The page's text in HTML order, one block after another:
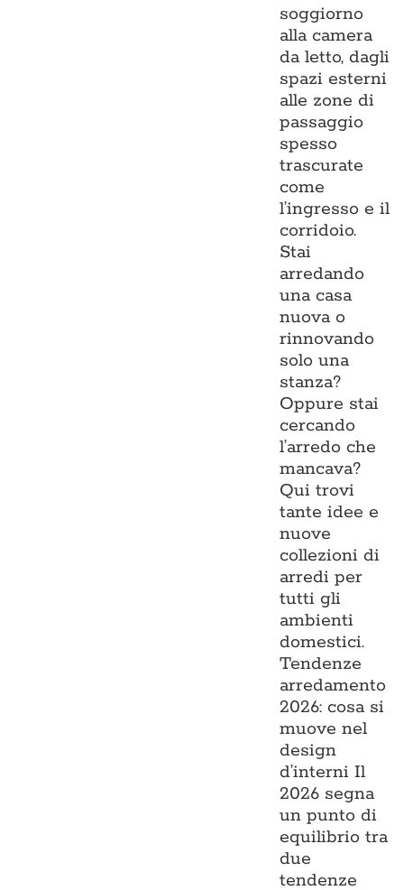
soggiorno
alla camera
da letto, dagli
spazi esterni
alle zone di
passaggio
spesso
trascurate
come
l’ingresso e il
corridoio.
Stai
arredando
una casa
nuova o
rinnovando
solo una
stanza?
Oppure stai
cercando
l’arredo che
mancava?
Qui trovi
tante idee e
nuove
collezioni di
arredi per
tutti gli
ambienti
domestici.
Tendenze
arredamento
2026: cosa si
muove nel
design
d’interni Il
2026 segna
un punto di
equilibrio tra
due
tendenze